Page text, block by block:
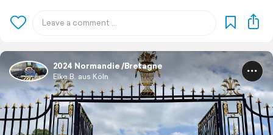
2024 Normandie /Bretagne
Elke B. aus Köln